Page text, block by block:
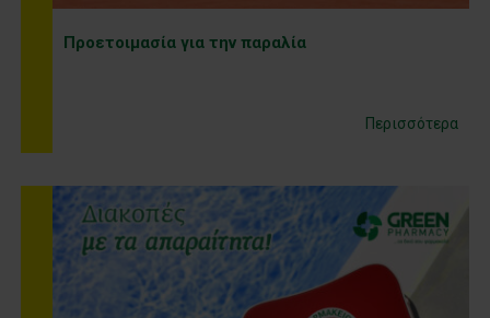
Προετοιμασία για την παραλία
Περισσότερα